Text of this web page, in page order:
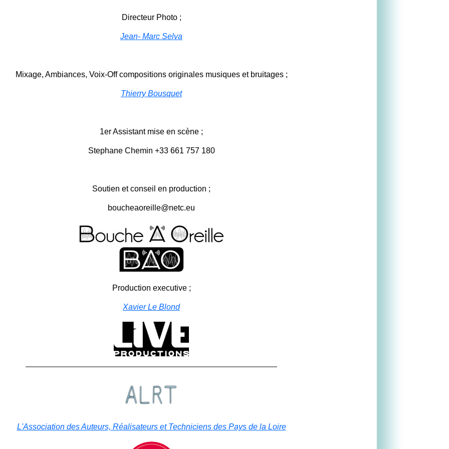
Directeur Photo ;
Jean- Marc Selva
Mixage, Ambiances, Voix-Off compositions originales musiques et bruitages ;
Thierry Bousquet
1er Assistant mise en scène ;
Stephane Chemin +33 661 757 180
Soutien et conseil en production ;
boucheaoreille@netc.eu
Production executive ;
Xavier Le Blond
L'Association des Auteurs, Réalisateurs et Techniciens des Pays de la Loire